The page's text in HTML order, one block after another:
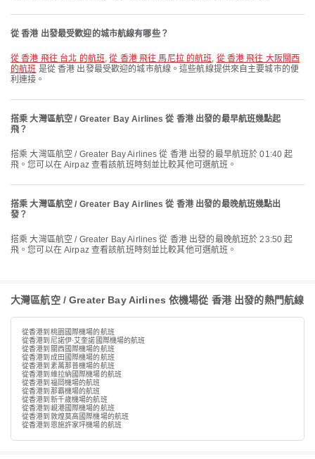
從 香港 出發最受歡迎的城市航線有哪些？
從 香港 飛往 台北 的航班,從 香港 飛往 馬尼拉 的航班, 從 香港 飛往 大阪關西
的航班 是從 香港 出發最受歡迎的城市航線。這些航線提供來自主要城市的便
利連接。
搭乘 大灣區航空 / Greater Bay Airlines 從 香港 出發的最早航班幾點起
飛？
搭乘 大灣區航空 / Greater Bay Airlines 從 香港 出發的最早航班於 01:40 起
飛。您可以在 Airpaz 查看該航班時刻並比較其他可選航班。
搭乘 大灣區航空 / Greater Bay Airlines 從 香港 出發的最晚航班幾點出
發？
搭乘 大灣區航空 / Greater Bay Airlines 從 香港 出發的最晚航班於 23:50 起
飛。您可以在 Airpaz 查看該航班時刻並比較其他可選航班。
大灣區航空 / Greater Bay Airlines 依機場從 香港 出發的熱門航線
從香港到桃園國際機場的航班
從香港到尼諾伊·艾奎諾國際機場的航班
從香港到關西國際機場的航班
從香港到成田國際機場的航班
從香港到素萬那普機場的航班
從香港到維拉納國際機場的航班
從香港到福岡機場的航班
從香港到那霸機場的航班
從香港到新千歲機場的航班
從香港到峴港國際機場的航班
從香港到敦煌莫高國際機場的航班
從香港到恩施許家坪機場的航班